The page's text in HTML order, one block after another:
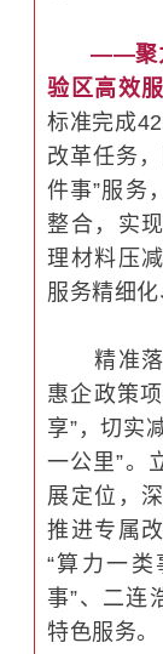
——聚
验区高效
标准完成
改革任务
件事”服务
整合，实
理材料压
服务精细化
精准落
惠企政策
享”，切实
一公里”。
展定位，
推进专属
“算力一类
事”、二连
特色服务。